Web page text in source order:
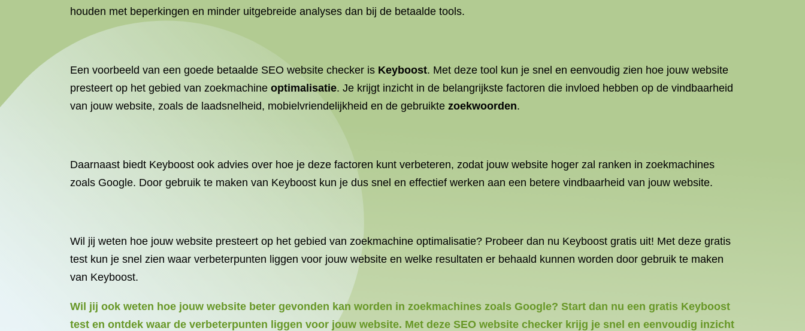
houden met beperkingen en minder uitgebreide analyses dan bij de betaalde tools.
Een voorbeeld van een goede betaalde SEO website checker is Keyboost. Met deze tool kun je snel en eenvoudig zien hoe jouw website
presteert op het gebied van zoekmachine optimalisatie. Je krijgt inzicht in de belangrijkste factoren die invloed hebben op de vindbaarheid
van jouw website, zoals de laadsnelheid, mobielvriendelijkheid en de gebruikte zoekwoorden.
Daarnaast biedt Keyboost ook advies over hoe je deze factoren kunt verbeteren, zodat jouw website hoger zal ranken in zoekmachines
zoals Google. Door gebruik te maken van Keyboost kun je dus snel en effectief werken aan een betere vindbaarheid van jouw website.
Wil jij weten hoe jouw website presteert op het gebied van zoekmachine optimalisatie? Probeer dan nu Keyboost gratis uit! Met deze gratis
test kun je snel zien waar verbeterpunten liggen voor jouw website en welke resultaten er behaald kunnen worden door gebruik te maken
van Keyboost.
Wil jij ook weten hoe jouw website beter gevonden kan worden in zoekmachines zoals Google? Start dan nu een gratis Keyboost
test en ontdek waar de verbeterpunten liggen voor jouw website. Met deze SEO website checker krijg je snel en eenvoudig inzicht